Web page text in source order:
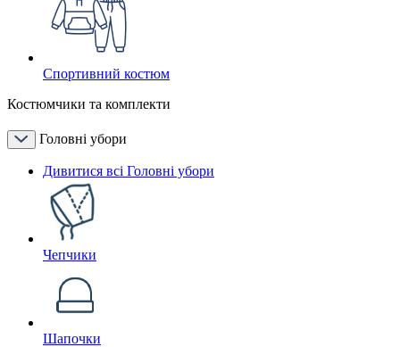
Спортивний костюм
Костюмчики та комплекти
Головні убори
Дивитися всі Головні убори
Чепчики
Шапочки